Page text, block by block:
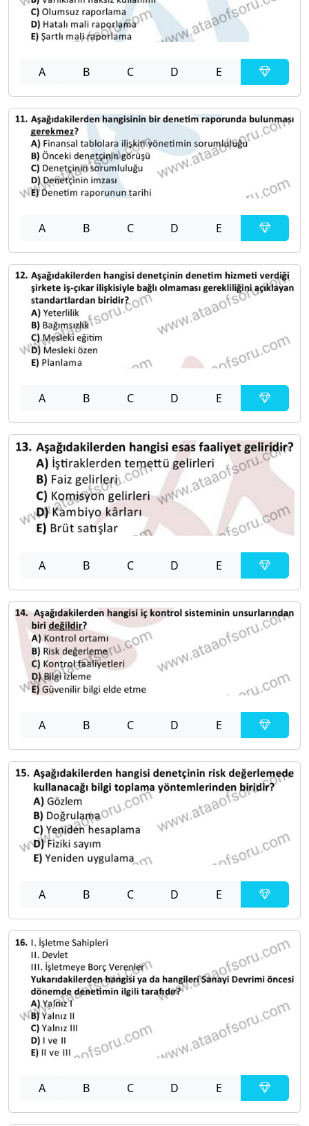
A B C D E
A B C D E
A B C D E
A B C D E
A B C D E
A B C D E
A B C D E